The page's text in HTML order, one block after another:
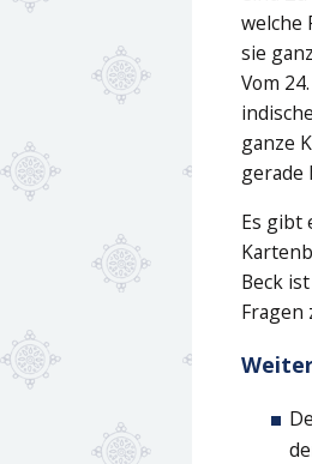
welche
sie
Vom
ganze
gerade
Es gibt
Beck
Fragen